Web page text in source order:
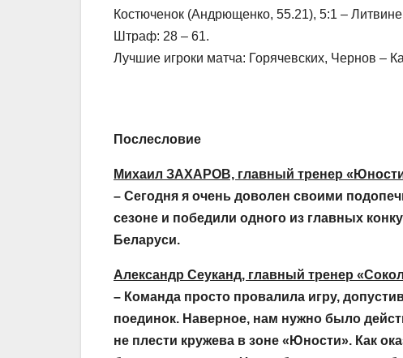
Костюченок (Андрющенко, 55.21), 5:1 –
Штраф: 28 – 61.
Лучшие игроки матча: Горячевских, Чернов –
Послесловие
Михаил ЗАХАРОВ, главный тренер
– Сегодня я очень доволен своими
сезоне и победили одного из главных
Беларуси.
Александр Сеуканд, главный тренер
– Команда просто провалила игру,
поединок. Наверное, нам нужно было
не плести кружева в зоне «Юности». Как